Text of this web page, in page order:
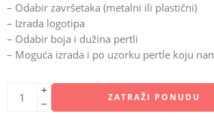
– Odabir završetaka (metalni ili plastični)
– Izrada logotipa
– Odabir boja i dužina pertli
– Moguća izrada i po uzorku pertle koju
ZATRAŽI PONUDU